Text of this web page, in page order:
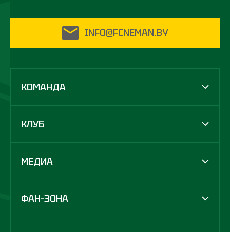
INFO@FCNEMAN.BY
КОМАНДА
КЛУБ
МЕДИА
ФАН-ЗОНА